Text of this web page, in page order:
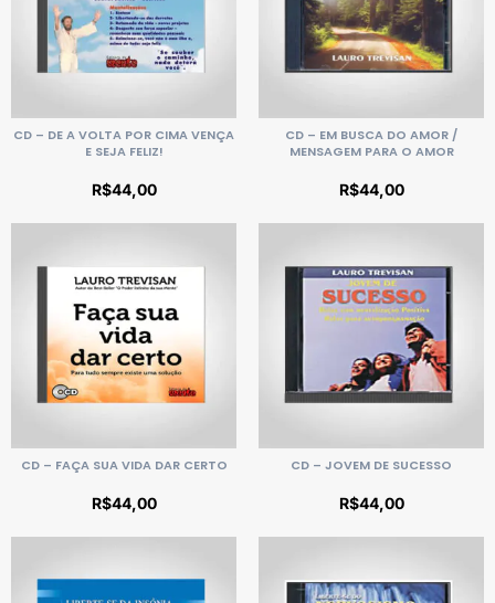
CD – DE A VOLTA POR CIMA VENÇA
E SEJA FELIZ!
R$44,00
CD – EM BUSCA DO AMOR /
MENSAGEM PARA O AMOR
R$44,00
CD – FAÇA SUA VIDA DAR CERTO
R$44,00
CD – JOVEM DE SUCESSO
R$44,00